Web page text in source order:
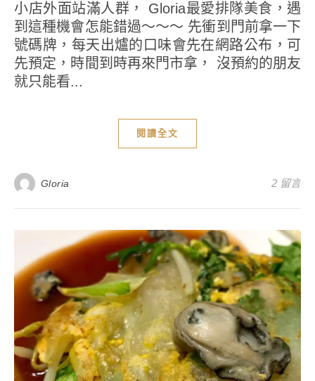
小店外面站滿人群， Gloria最愛排隊美食，遇
到這種機會怎能錯過～～～ 先衝到門前拿一下
號碼牌，每天出爐的口味會先在網路公布，可
先預定，時間到時再來門市拿， 沒預約的朋友
就只能看...
閱讀全文
Gloria 2 留言